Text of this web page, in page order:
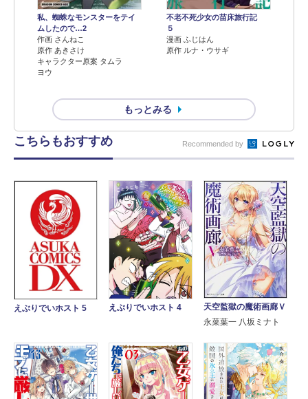
私、蜘蛛なモンスターをテイ
ムしたので…2
作画 さんねこ
原作 あきさけ
キャラクター原案 タムラ
ヨウ
不老不死少女の苗床旅行記
５
漫画 ふじはん
原作 ルナ・ウサギ
もっとみる
こちらもおすすめ Recommended by
えぶりでいホスト 5 えぶりでいホスト 4
天空監獄の魔術画廊Ｖ
永菜葉一 八坂ミナト